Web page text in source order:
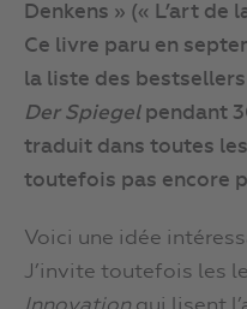
Denkens » (« L’art de
Ce livre paru en
la liste des
Der Spiegelpendant
traduit dans toutes
toutefois pas encore
Voici une idée
J’invite toutefois les